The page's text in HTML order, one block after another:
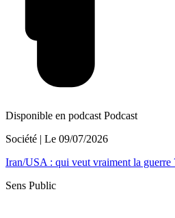
Disponible en podcast Podcast
Société | Le 09/07/2026
Iran/USA : qui veut vraiment la guerre
Sens Public